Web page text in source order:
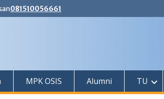
081510056661
MPK OSIS Alumni TU